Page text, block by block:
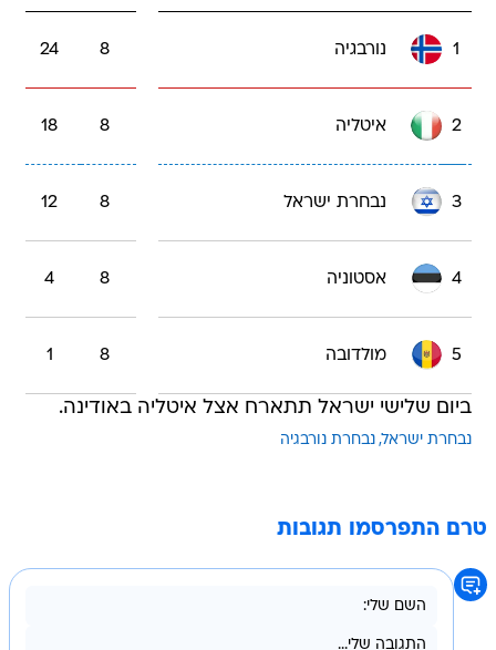
1 נורבגיה 8
24
2 איטליה 8
18
3 נבחרת ישראל 8
12
4 אסטוניה 8
4
5 מולדובה 8
1
ביום שלישי ישראל תתארח אצל איטליה באודינה.
נבחרת ישראל נבחרת נורבגיה
טרם התפרסמו תגובות